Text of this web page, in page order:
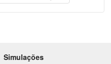
Simulações